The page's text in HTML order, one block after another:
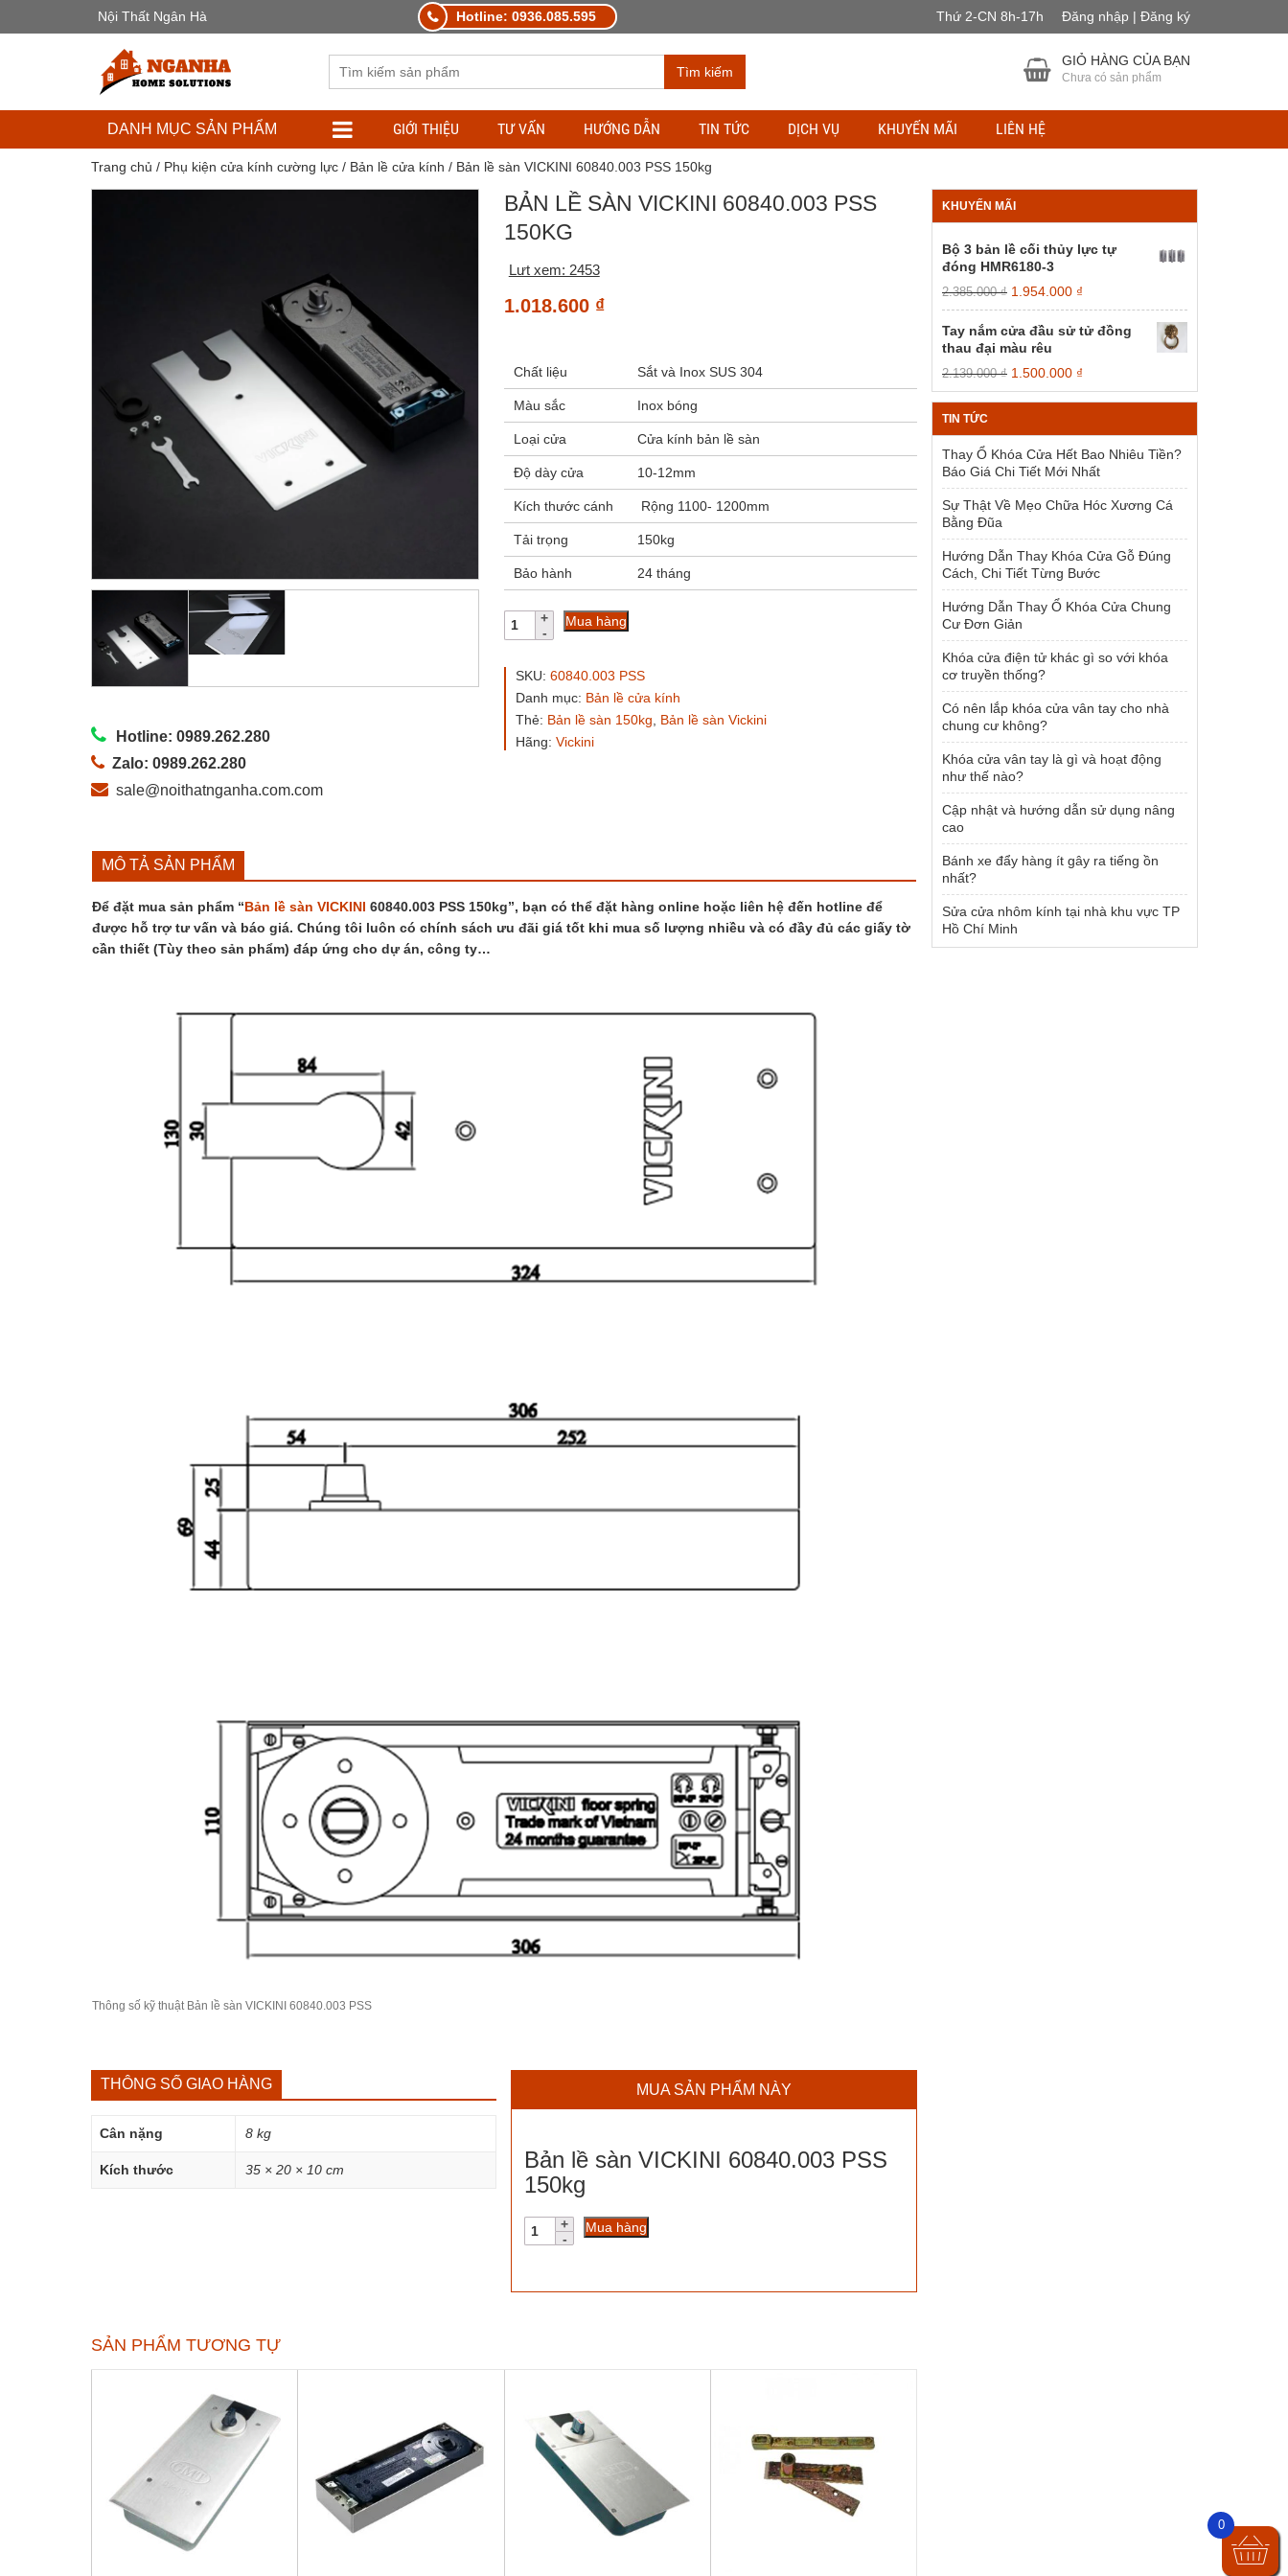
Nội Thất Ngân Hà Hotline: 0936.085.595 Thứ 2-CN 8h-17h Đăng nhập | Đăng ký
Tìm kiếm
GIỎ HÀNG CỦA BẠN
Chưa có sản phẩm
DANH MỤC SẢN PHẨM GIỚI THIỆU TƯ VẤN HƯỚNG DẪN TIN TỨC DỊCH VỤ KHUYẾN MÃI LIÊN HỆ
Trang chủ / Phụ kiện cửa kính cường lực/ Bản lề cửa kính / Bản lề sàn VICKINI 60840.003 PSS 150kg
Hotline: 0989.262.280
Zalo: 0989.262.280
sale@noithatnganha.com.com
BẢN LỀ SÀN VICKINI 60840.003 PSS
150KG
Lưt xem: 2453
1.018.600 ₫
Chất liệu Sắt và Inox SUS 304
Màu sắc Inox bóng
Loại cửa Cửa kính bản lề sàn
Độ dày cửa 10-12mm
Kích thước cánh Rộng 1100- 1200mm
Tải trọng 150kg
Bảo hành 24 tháng
Bản
VICKINI
PSS
150kg
số
Mua hàng
SKU: 60840.003 PSS
Danh mục: Bản lề cửa kính
Thẻ: Bản lề sàn 150kg
Bản lề sàn Vickini
Hãng: Vickini
MÔ TẢ SẢN PHẨM
Để đặt mua sản phẩm “Bản lề sàn VICKINI 60840.003 PSS 150kg”, bạn có thể đặt hàng online hoặc liên hệ đến hotline để
được hỗ trợ tư vấn và báo giá. Chúng tôi luôn có chính sách ưu đãi giá tốt khi mua số lượng nhiều và có đầy đủ các giấy tờ
cần thiết (Tùy theo sản phẩm) đáp ứng cho dự án, công ty…
Thông số kỹ thuật Bản lề sàn VICKINI 60840.003 PSS
THÔNG SỐ GIAO HÀNG
Cân nặng 8 kg
Kích thước 35 × 20 × 10 cm
MUA SẢN PHẨM NÀY
Bản lề sàn VICKINI 60840.003 PSS
150kg
Bản
lề
60840.003
Mua hàng
SẢN PHẨM TƯƠNG TỰ
KHUYẾN MÃI
Bộ 3 bản lề cối thủy lực tự
đóng HMR6180-3
2.385.000₫ Giá
gốc
là:
2.385.000 ₫.
1.954.000 ₫
hiện
tại
Tay nắm cửa đầu sử tử đồng
thau đại màu rêu
2.139.000₫ Giá
gốc
là:
1.500.000 ₫
hiện
tại
1.500.000 ₫.
TIN TỨC
Thay Ổ Khóa Cửa Hết Bao Nhiêu Tiền?
Báo Giá Chi Tiết Mới Nhất
Sự Thật Về Mẹo Chữa Hóc Xương Cá
Bằng Đũa
Hướng Dẫn Thay Khóa Cửa Gỗ Đúng
Cách, Chi Tiết Từng Bước
Hướng Dẫn Thay Ổ Khóa Cửa Chung
Cư Đơn Giản
Khóa cửa điện tử khác gì so với khóa
cơ truyền thống?
Có nên lắp khóa cửa vân tay cho nhà
chung cư không?
Khóa cửa vân tay là gì và hoạt động
như thế nào?
Cập nhật và hướng dẫn sử dụng nâng
cao
Bánh xe đẩy hàng ít gây ra tiếng ồn
nhất?
Sửa cửa nhôm kính tại nhà khu vực TP
Hồ Chí Minh
0